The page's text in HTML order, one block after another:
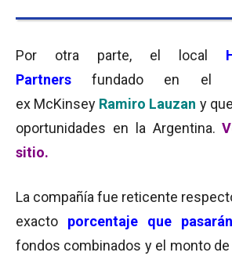
Por otra parte, el local
Partners fundado en el
ex McKinsey Ramiro Lauzan y
oportunidades en la Argentina.
sitio.
La compañía fue reticente
exacto porcentaje que
fondos combinados y el monto